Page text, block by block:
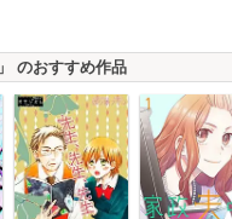
」 のおすすめ作品